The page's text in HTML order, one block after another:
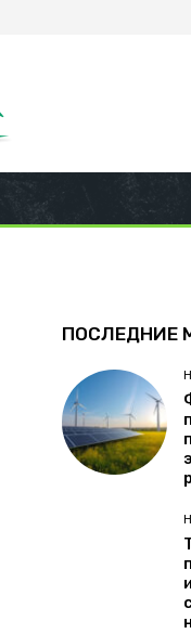
ПОСЛЕДНИЕ